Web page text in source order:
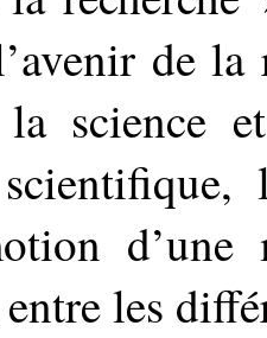
de la
science
d’une
les